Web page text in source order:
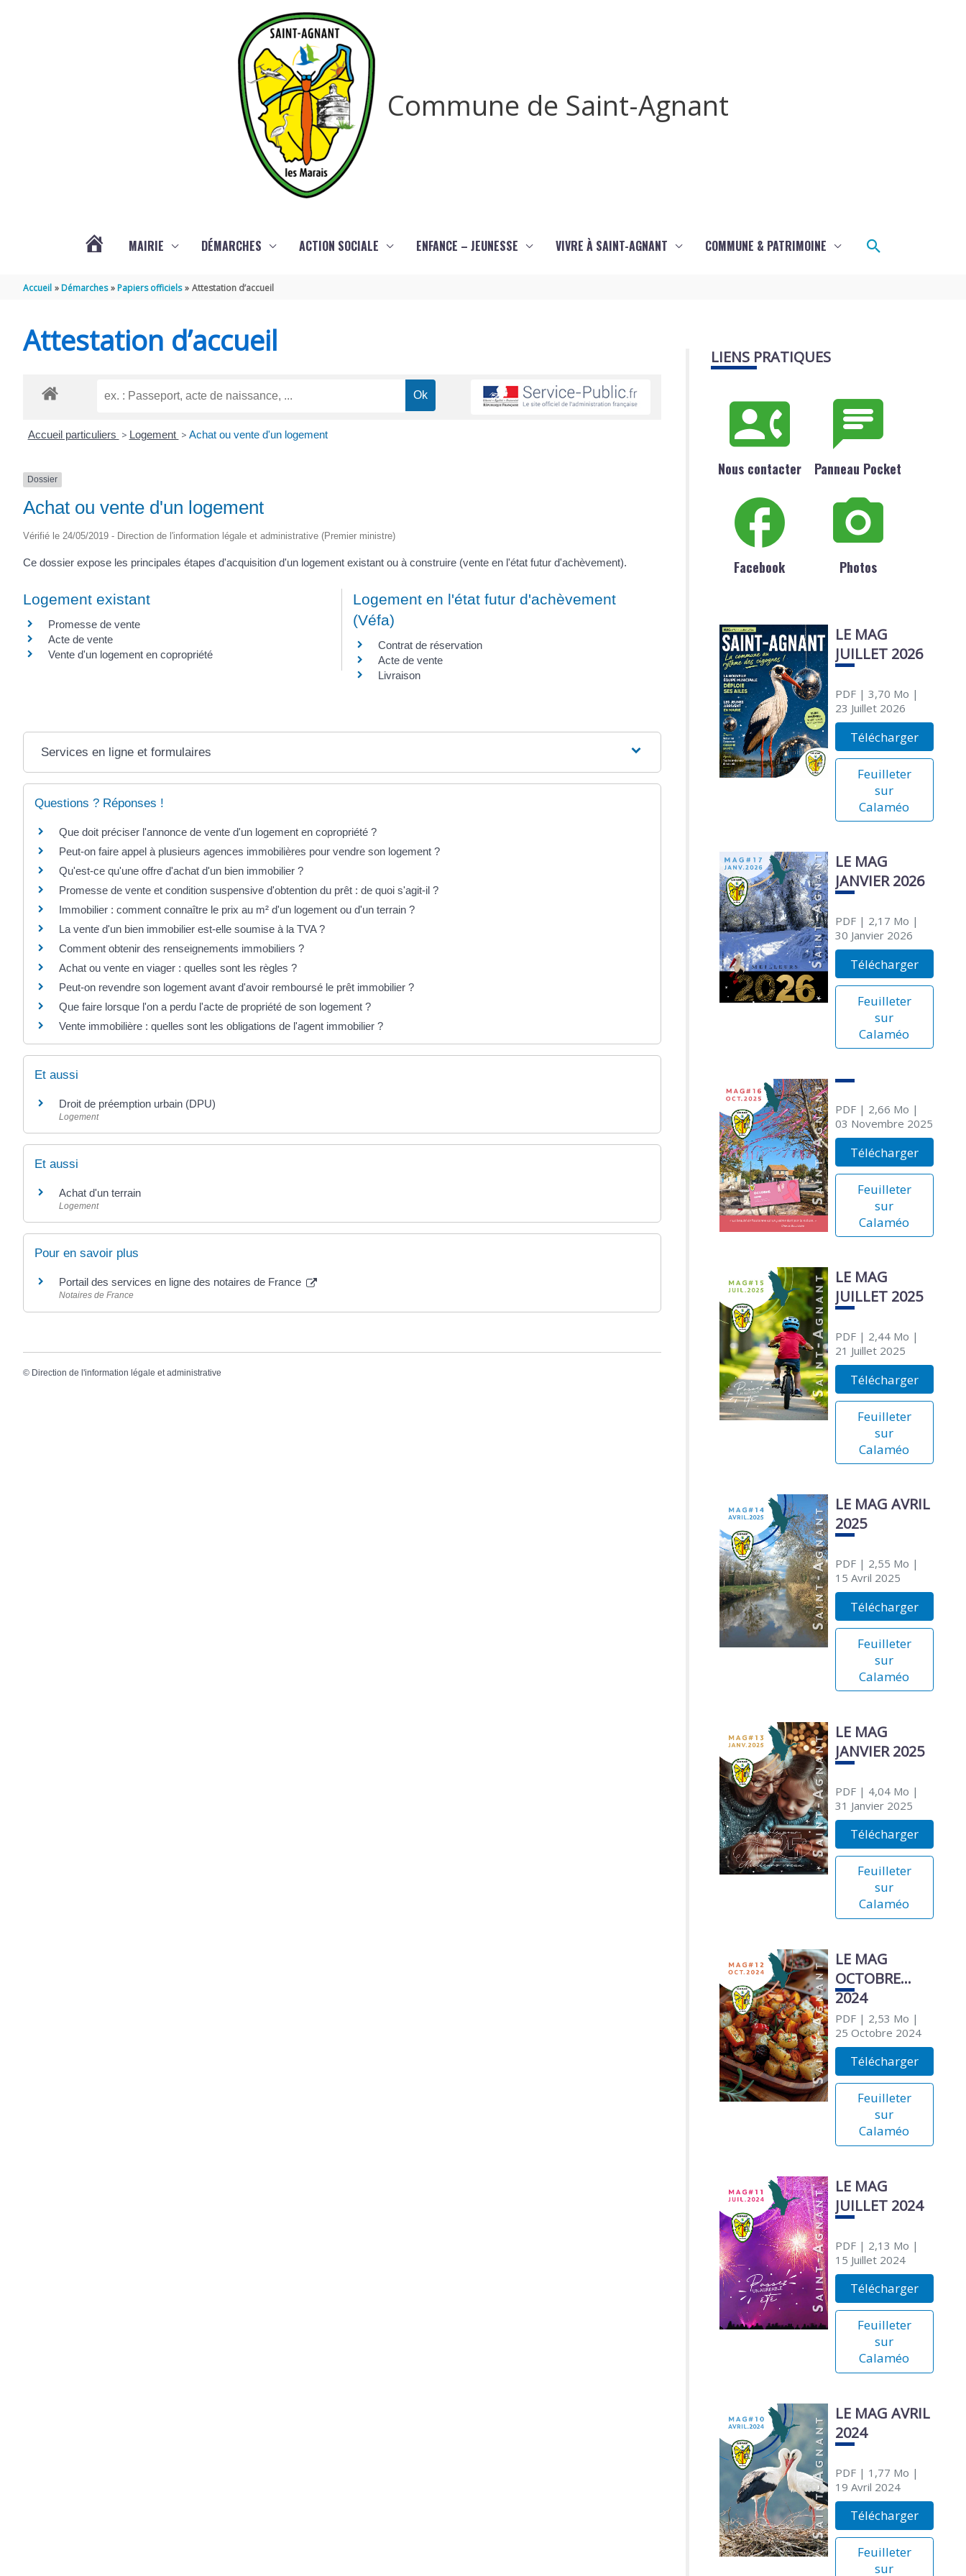
Commune de Saint-Agnant
MAIRIE DÉMARCHES ACTION SOCIALE ENFANCE – JEUNESSE VIVRE À SAINT-AGNANT COMMUNE & PATRIMOINE Rechercher
Accueil Démarches Papiers officiels Attestation d’accueil
Attestation d’accueil
Accueil particuliers > Logement > Achat ou vente d'un logement
Dossier
Achat ou vente d'un logement
Vérifié le 24/05/2019 - Direction de l'information légale et administrative (Premier ministre)
Ce dossier expose les principales étapes d'acquisition d'un logement existant ou à construire (vente en l'état futur d'achèvement).
Logement existant
Promesse de vente
Acte de vente
Vente d'un logement en copropriété
Logement en l'état futur d'achèvement
(Véfa)
Contrat de réservation
Acte de vente
Livraison
Services en ligne et formulaires
Questions ? Réponses !
Que doit préciser l'annonce de vente d'un logement en copropriété ?
Peut-on faire appel à plusieurs agences immobilières pour vendre son logement ?
Qu'est-ce qu'une offre d'achat d'un bien immobilier ?
Promesse de vente et condition suspensive d'obtention du prêt : de quoi s'agit-il ?
Immobilier : comment connaître le prix au m² d'un logement ou d'un terrain ?
La vente d'un bien immobilier est-elle soumise à la TVA ?
Comment obtenir des renseignements immobiliers ?
Achat ou vente en viager : quelles sont les règles ?
Peut-on revendre son logement avant d'avoir remboursé le prêt immobilier ?
Que faire lorsque l'on a perdu l'acte de propriété de son logement ?
Vente immobilière : quelles sont les obligations de l'agent immobilier ?
Et aussi
Droit de préemption urbain (DPU)
Logement
Et aussi
Achat d'un terrain
Logement
Pour en savoir plus
Portail des services en ligne des notaires de France
Notaires de France
© Direction de l'information légale et administrative
LIENS PRATIQUES
Nous contacter Panneau Pocket
Facebook Photos
LE MAG
JUILLET 2026
PDF| 3,70 Mo |
23 Juillet 2026
Télécharger
Feuilleter
sur
Calaméo
LE MAG
JANVIER 2026
PDF| 2,17 Mo |
30 Janvier 2026
Télécharger
Feuilleter
sur
Calaméo
PDF| 2,66 Mo |
03 Novembre 2025
Télécharger
Feuilleter
sur
Calaméo
LE MAG
JUILLET 2025
PDF| 2,44 Mo |
21 Juillet 2025
Télécharger
Feuilleter
sur
Calaméo
LE MAG AVRIL
2025
PDF| 2,55 Mo |
15 Avril 2025
Télécharger
Feuilleter
sur
Calaméo
LE MAG
JANVIER 2025
PDF| 4,04 Mo |
31 Janvier 2025
Télécharger
Feuilleter
sur
Calaméo
LE MAG
OCTOBRE
2024
PDF| 2,53 Mo |
25 Octobre 2024
Télécharger
Feuilleter
sur
Calaméo
LE MAG
JUILLET 2024
PDF| 2,13 Mo |
15 Juillet 2024
Télécharger
Feuilleter
sur
Calaméo
LE MAG AVRIL
2024
PDF| 1,77 Mo |
19 Avril 2024
Télécharger
Feuilleter
sur